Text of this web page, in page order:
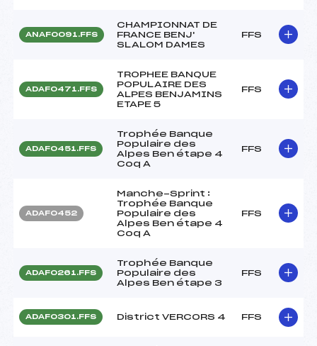
ANAF0091.FFS
CHAMPIONNAT DE
FRANCE BENJ'
SLALOM DAMES
FFS
ADAF0471.FFS
TROPHEE BANQUE
POPULAIRE DES
ALPES BENJAMINS
ETAPE 5
FFS
ADAF0451.FFS
Trophée Banque
Populaire des
Alpes Ben étape 4
Coq A
FFS
ADAF0452
Manche-Sprint :
Trophée Banque
Populaire des
Alpes Ben étape 4
Coq A
FFS
ADAF0261.FFS
Trophée Banque
Populaire des
Alpes Ben étape 3
FFS
ADAF0301.FFS District VERCORS 4 FFS